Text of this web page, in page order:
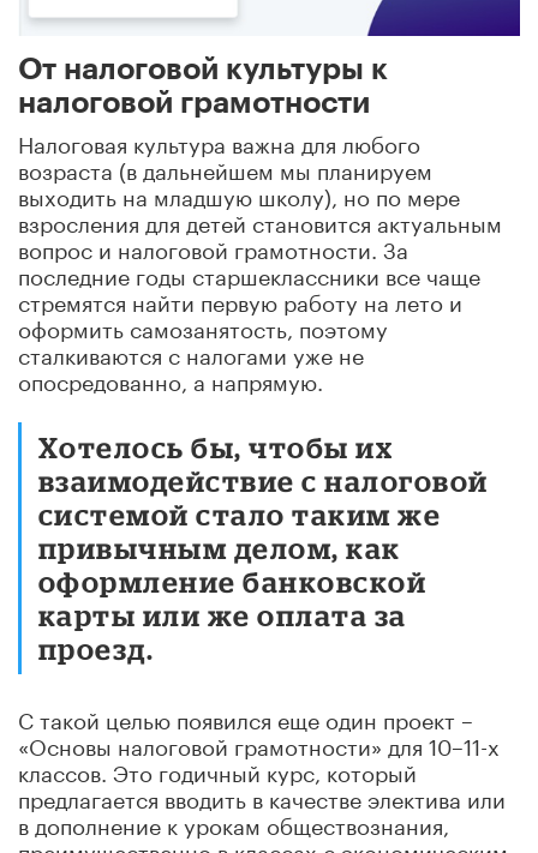
От налоговой культуры к
налоговой грамотности
Налоговая культура важна для любого
возраста (в дальнейшем мы планируем
выходить на младшую школу), но по мере
взросления для детей становится актуальным
вопрос и налоговой грамотности. За
последние годы старшеклассники все чаще
стремятся найти первую работу на лето и
оформить самозанятость, поэтому
сталкиваются с налогами уже не
опосредованно, а напрямую.
Хотелось бы, чтобы их
взаимодействие с налоговой
системой стало таким же
привычным делом, как
оформление банковской
карты или же оплата за
проезд.
С такой целью появился еще один проект –
«Основы налоговой грамотности» для 10–11-х
классов. Это годичный курс, который
предлагается вводить в качестве электива или
в дополнение к урокам обществознания,